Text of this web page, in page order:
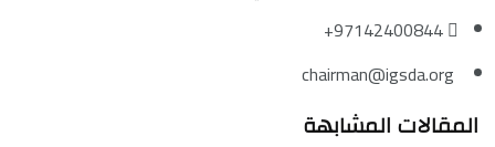
97142400844+
chairman@igsda.org
المقالات المشابهة